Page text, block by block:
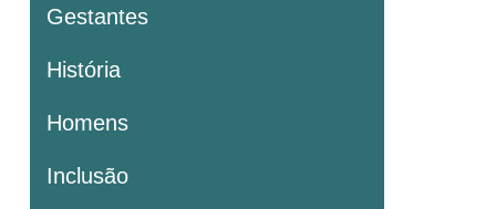
Gestantes
História
Homens
Inclusão